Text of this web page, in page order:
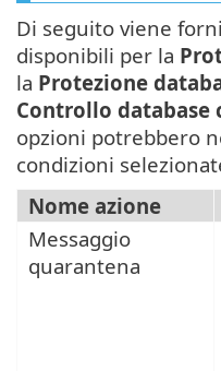
Di seguito viene
disponibili per la
la Protezione
Controllo database
opzioni potrebbero
condizioni
Nome azione
Messaggio
quarantena